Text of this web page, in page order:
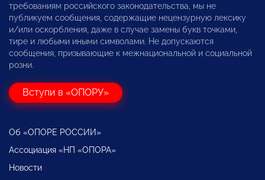
требованиям российского законодательства, мы не
публикуем сообщения, содержащие нецензурную лексику
и/или оскорбления, даже в случае замены букв точками,
тире и любыми иными символами. Не допускаются
сообщения, призывающие к межнациональной и социальной
розни.
Вступи в «ОПОРУ»
Об «ОПОРЕ РОССИИ»
Ассоциация «НП «ОПОРА»
Новости